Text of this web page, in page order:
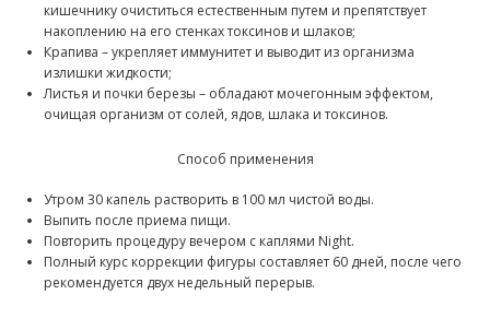
кишечнику очиститься естественным путем и препятствует
накоплению на его стенках токсинов и шлаков;
Крапива – укрепляет иммунитет и выводит из организма
излишки жидкости;
Листья и почки березы – обладают мочегонным эффектом,
очищая организм от солей, ядов, шлака и токсинов.
Способ применения
Утром 30 капель растворить в 100 мл чистой воды.
Выпить после приема пищи.
Повторить процедуру вечером с каплями Night.
Полный курс коррекции фигуры составляет 60 дней, после чего
рекомендуется двух недельный перерыв.